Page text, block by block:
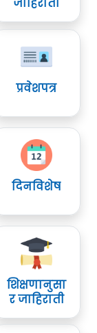
जाहिराती
प्रवेशपत्र
दिनविशेष
शिक्षणानुसा
र जाहिराती